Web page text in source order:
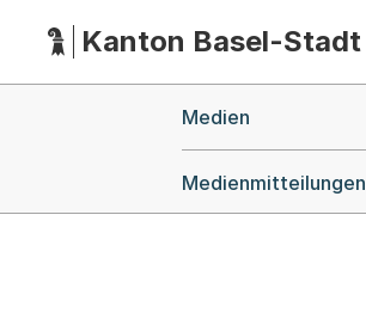
HauptnavigationKanton Basel-Stadt
Medien
Medienmitteilungen